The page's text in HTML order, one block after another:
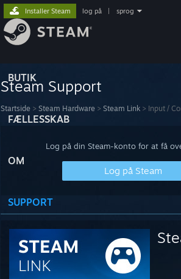
BUTIK
FÆLLESSKAB
OM
SUPPORT
Installer Steam log på sprog
Steam Support
Startside > Steam Hardware > Steam Link > Input /
Log på din Steam-konto for at få
Log på Steam